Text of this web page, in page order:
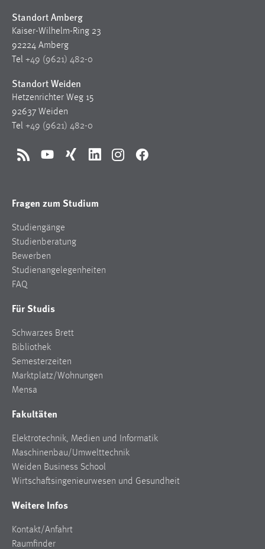
Standort Amberg
Kaiser-Wilhelm-Ring 23
92224 Amberg
Tel +49 (9621) 482-0
Standort Weiden
Hetzenrichter Weg 15
92637 Weiden
Tel +49 (9621) 482-0
RSS YouTubeXing LinkedInInstagramFacebook
Fragen zum Studium
Studiengänge
Studienberatung
Bewerben
Studienangelegenheiten
FAQ
Für Studis
Schwarzes Brett
Bibliothek
Semesterzeiten
Marktplatz/Wohnungen
Mensa
Fakultäten
Elektrotechnik, Medien und Informatik
Maschinenbau/Umwelttechnik
Weiden Business School
Wirtschaftsingenieurwesen und Gesundheit
Weitere Infos
Kontakt/Anfahrt
Raumfinder